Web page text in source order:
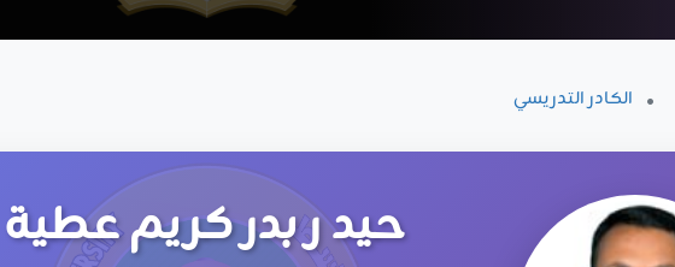
الكادر التدريسي
حيد ر بدر كريم عطية